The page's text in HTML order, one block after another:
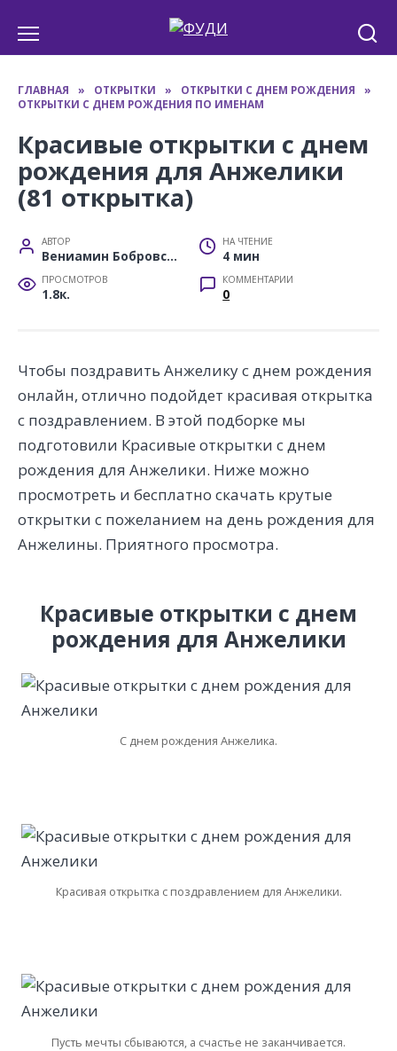
содержанию
ГЛАВНАЯ » ОТКРЫТКИ » ОТКРЫТКИ С ДНЕМ РОЖДЕНИЯ
»
ОТКРЫТКИ С ДНЕМ РОЖДЕНИЯ ПО ИМЕНАМ
Красивые открытки с днем
рождения для Анжелики
(81 открытка)
АВТОР
Вениамин Бобровский
НА ЧТЕНИЕ
4 мин
ПРОСМОТРОВ
1.8к.
КОММЕНТАРИИ
0
Чтобы поздравить Анжелику с днем рождения
онлайн, отлично подойдет красивая открытка
с поздравлением. В этой подборке мы
подготовили Красивые открытки с днем
рождения для Анжелики. Ниже можно
просмотреть и бесплатно скачать крутые
открытки с пожеланием на день рождения для
Анжелины. Приятного просмотра.
Красивые открытки с днем
рождения для Анжелики
С днем рождения Анжелика.
Красивая открытка с поздравлением для Анжелики.
Пусть мечты сбываются, а счастье не заканчивается.